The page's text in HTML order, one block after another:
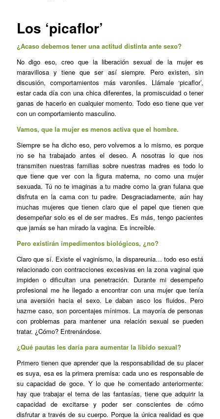
Los ‘picaflor’
¿Acaso debemos tener una actitud distinta ante sexo?
No digo eso, creo que la liberación sexual de la mujer es
maravillosa y tiene que ser así siempre. Pero existen, sin
discusión, comportamientos más varoniles. Llámale ‘picaflor’,
estar cada día con una chica diferentes, la promiscuidad o tener
ganas de hacerlo en cualquier momento. Todo eso tiene que ver
con un comportamiento masculino.
Vamos, que la mujer es menos activa que el hombre.
Siempre se ha dicho eso, pero volvemos a lo mismo, es porque
no se ha trabajado antes el deseo. A nosotras lo que nos
transmiten nuestras familias sobre nuestras madres es todo lo
que tiene que ver con la figura materna, no como una mujer
sexuada. Tú no te imaginas a tu madre como la gran fulana que
disfruta en la cama con tu padre. Desgraciadamente, aún hay
muchas mujeres que tienen claro que el papel que tienen que
desempeñar solo es el de ser madres. Es más, tengo pacientes
que jamás se han mirado la vagina. Es increíble.
Pero existirán impedimentos biológicos, ¿no?
Claro que sí. Existe el vaginismo, la dispareunia… todo eso está
relacionado con contracciones excesivas en la zona vaginal que
impiden o dificultan una penetración. Durante mi desempeño
profesional me he llegado a encontrar con una mujer que tenía
una aversión hacia el sexo. Le daban asco los fluidos. Pero
hazme caso, son porcentajes mínimos. La mayoría de personas
con problemas para mantener una relación sexual se pueden
tratar. ¿Cómo? Entrenándose.
¿Qué pautas les daría para aumentar la libido sexual?
Primero tienen que aprender que la responsabilidad de su placer
es suya, esa es la primera premisa: cada uno es responsable de
su capacidad de goce. Y lo que he comentado anteriormente:
hay que trabajar el tema de las fantasías, tiene que adquirir la
capacidad de excitarse y poder ser conscientes de cómo
disfrutar a través de su cuerpo. Porque la única realidad es que